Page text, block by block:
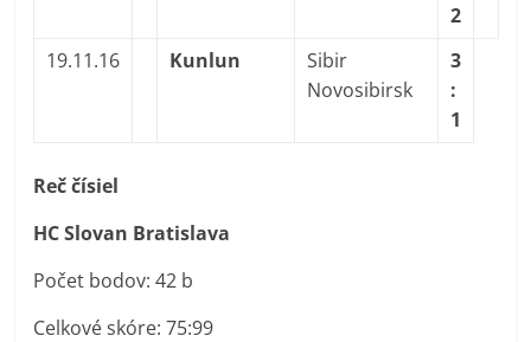
2
19.11.16
Kunlun
Sibir
Novosibirsk
3
:
1
Reč čísiel
HC Slovan Bratislava
Počet bodov: 42 b
Celkové skóre: 75:99